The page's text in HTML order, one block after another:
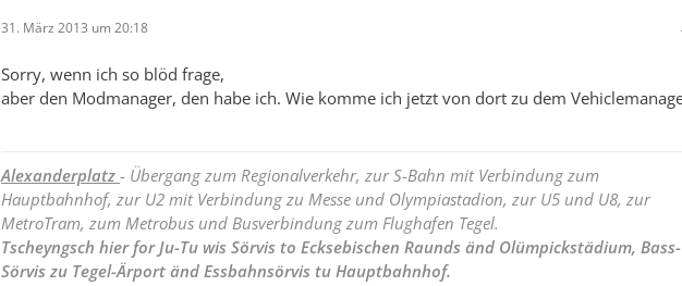
31. März 2013 um 20:18
Sorry, wenn ich so blöd frage,
aber den Modmanager, den habe ich. Wie komme ich jetzt von dort zu dem
Alexanderplatz - Übergang zum Regionalverkehr, zur S-Bahn mit Verbindung zum
Hauptbahnhof, zur U2 mit Verbindung zu Messe und Olympiastadion, zur U5 und U8, zur
MetroTram, zum Metrobus und Busverbindung zum Flughafen Tegel.
Tscheyngsch hier for Ju-Tu wis Sörvis to Ecksebischen Raunds änd Olümpickstädium, Bass-
Sörvis zu Tegel-Ärport änd Essbahnsörvis tu Hauptbahnhof.